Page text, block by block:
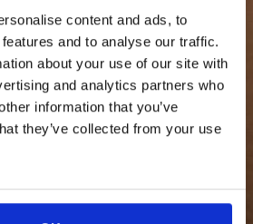
content and ads, to
and to analyse our traffic.
about your use of our site with
and analytics partners who
information that you’ve
they’ve collected from your use